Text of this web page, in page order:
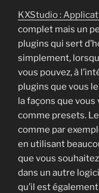
KXStudio :
complet mais un
plugins qui sert
simplement,
vous pouvez, à
plugins que vous
la façons que
comme presets.
comme par
en utilisant
que vous
dans un autre
qu’il est